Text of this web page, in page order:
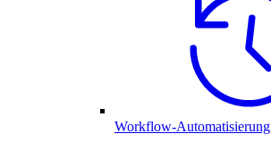
Workflow-Automatisierung